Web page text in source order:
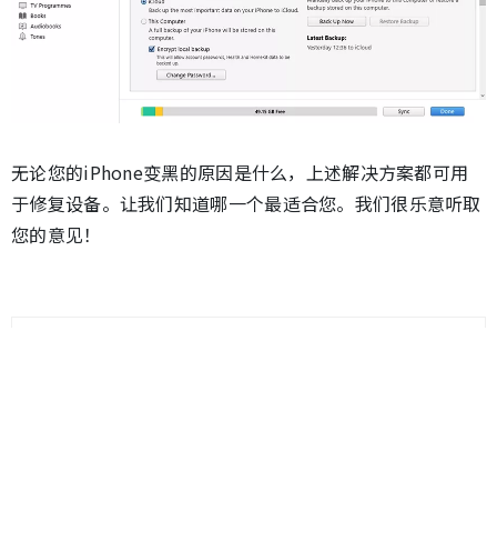
无论您的iPhone变黑的原因是什么，上述解决方案都可用
于修复设备。让我们知道哪一个最适合您。我们很乐意听取
您的意见！